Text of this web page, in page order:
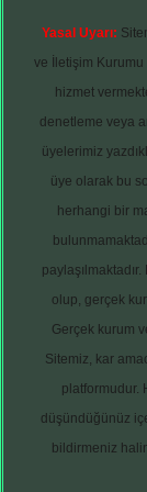
Yasal Uyarı:
ve İletişim Kurumu
hizmet
denetleme veya
üyelerimiz
üye olarak bu
herhangi bir
olup, gerçek
Gerçek kurum
Sitemiz, kar
platformudur.
düşündüğünüz
bildirmeniz